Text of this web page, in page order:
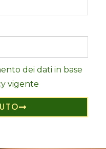
dei dati in base
vigente